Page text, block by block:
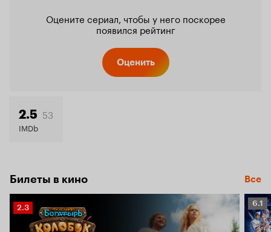
Оцените сериал, чтобы у него поскорее
появился рейтинг
Оценить
2.5 53
IMDb
Билеты в кино Все
Рейтинг
Кинопоиска
2.3
6.1
6.1